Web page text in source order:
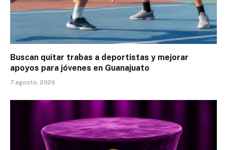
Buscan quitar trabas a deportistas y mejorar
apoyos para jóvenes en Guanajuato
7 agosto, 2026